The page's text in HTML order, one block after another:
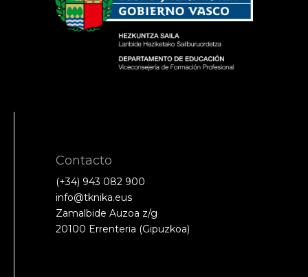
Contacto
(+34) 943 082 900
info@tknika.eus
Zamalbide Auzoa z/g
20100 Errenteria (Gipuzkoa)